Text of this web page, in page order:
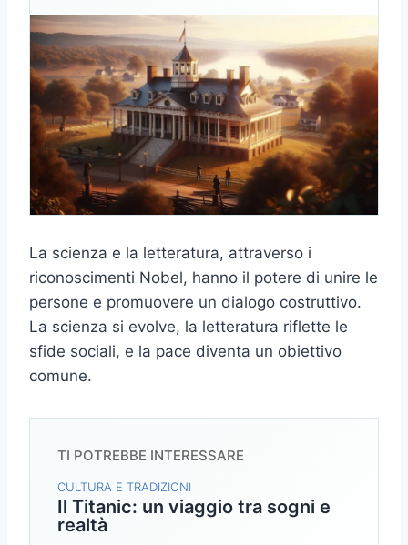
La scienza e la letteratura, attraverso i
riconoscimenti Nobel, hanno il potere di unire le
persone e promuovere un dialogo costruttivo.
La scienza si evolve, la letteratura riflette le
sfide sociali, e la pace diventa un obiettivo
comune.
TI POTREBBE INTERESSARE
CULTURA E TRADIZIONI
Il Titanic: un viaggio tra sogni e
realtà